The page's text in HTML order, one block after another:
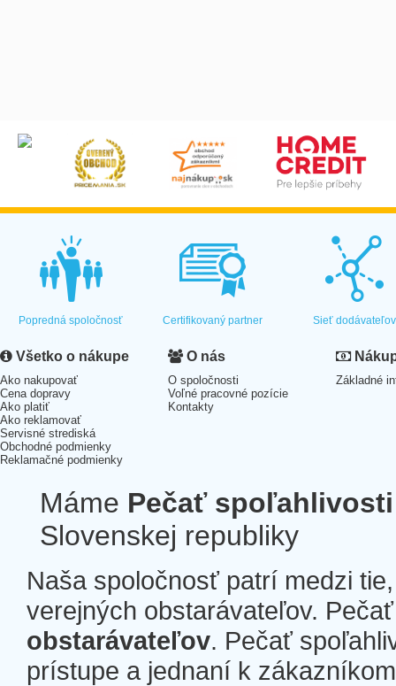
Popredná spoločnosť Certifikovaný partner Sieť dodávateľov
Všetko o nákupe
Ako nakupovať
Cena dopravy
Ako platiť
Ako reklamovať
Servisné strediská
Obchodné podmienky
Reklamačné podmienky
O nás
O spoločnosti
Voľné pracovné pozície
Kontakty
Základné
Máme Pečať spoľahlivosti
Slovenskej republiky
Naša spoločnosť patrí medzi
verejných obstarávateľov.
obstarávateľov. Pečať
prístupe a jednaní k